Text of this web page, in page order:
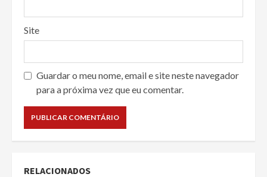
Site
Guardar o meu nome, email e site neste navegador
para a próxima vez que eu comentar.
RELACIONADOS